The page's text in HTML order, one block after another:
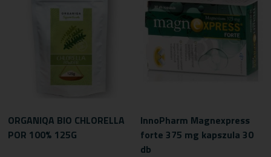
ORGANIQA BIO CHLORELLA
POR 100% 125G
InnoPharm Magnexpress
forte 375 mg kapszula 30
db